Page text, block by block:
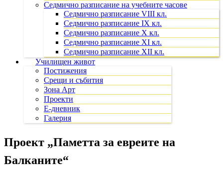
Седмично разписание на учебните часове
Седмично разписание VIII кл.
Седмично разписание IX кл.
Седмично разписание X кл.
Седмично разписание XI кл.
Седмично разписание XII кл.
Училищен живот
Постижения
Срещи и събития
Зона Арт
Проекти
Е-дневник
Галерия
Проект „Паметта за евреите на
Балканите“